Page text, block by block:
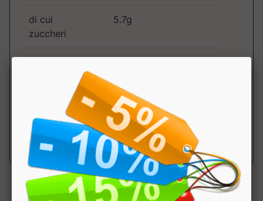
di cui
zuccheri
5.7g
30g
Sale 0.3g